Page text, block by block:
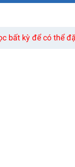
bất kỳ để có thể